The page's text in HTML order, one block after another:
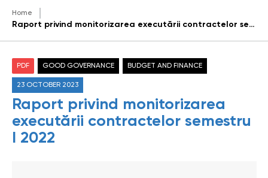
Home
Raport privind monitorizarea executării contractelor semestru I 2022
PDF GOOD GOVERNANCE BUDGET AND FINANCE
23 OCTOBER 2023
Raport privind monitorizarea
executării contractelor semestru
I 2022